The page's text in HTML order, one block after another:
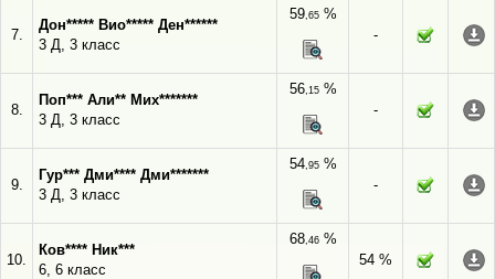
7.
Дон***** Вио***** Ден******
3 Д, 3 класс
59,65%
-
8.
Поп*** Али** Мих*******
3 Д, 3 класс
56,15%
-
9.
Гур*** Дми**** Дми*******
3 Д, 3 класс
54,95%
-
10.
Ков**** Ник***
6, 6 класс
68,46%
54 %